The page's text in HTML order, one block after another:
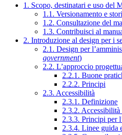
1. Scopo, destinatari e uso del
1.1. Versionamento e
1.2. Consultazione del
1.3. Contribuisci al
2. Introduzione al design per i
2.1. Design per
government)
2.2. L’approccio
2.2.1. Buone
2.2.2. Principi
2.3. Accessibilità
2.3.1. Definizione
2.3.2. Accessibilità
2.3.3. Principi per
2.3.4. Linee guida